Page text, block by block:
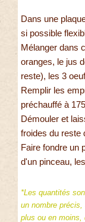
Dans une
si possible
Mélanger dans
oranges, le jus
reste), les 3
Remplir les
préchauffé à
Démouler et
froides du reste
Faire fondre un
d'un pinceau,
*Les quantités
un nombre
plus ou en moins,